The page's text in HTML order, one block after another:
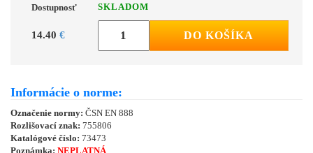
Dostupnosť SKLADOM
14.40 € DO KOŠÍKA
Informácie o norme:
Označenie normy: ČSN EN 888
Rozlišovací znak: 755806
Katalógové číslo: 73473
Poznámka: NEPLATNÁ